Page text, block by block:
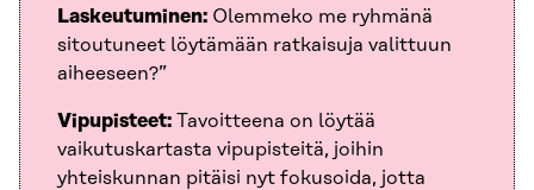
Laskeutuminen: Olemmeko me ryhmänä
sitoutuneet löytämään ratkaisuja valittuun
aiheeseen?”
Vipupisteet: Tavoitteena on löytää
vaikutuskartasta vipupisteitä, joihin
yhteiskunnan pitäisi nyt fokusoida, jotta